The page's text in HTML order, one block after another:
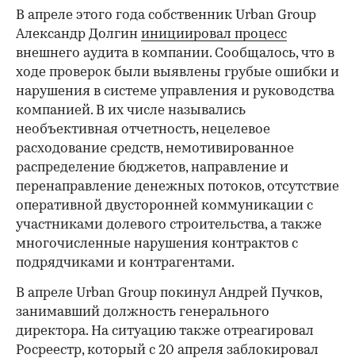
В апреле этого года собственник Urban Group
Александр Долгин инициировал процесс
внешнего аудита в компании. Сообщалось, что в
ходе проверок были выявлены грубые ошибки и
нарушения в системе управления и руководства
компанией. В их числе назывались
необъективная отчетность, нецелевое
расходование средств, немотивированное
распределение бюджетов, направление и
перенаправление денежных потоков, отсутствие
оперативной двусторонней коммуникации с
участниками долевого строительства, а также
многочисленные нарушения контрактов с
подрядчиками и контрагентами.
В апреле Urban Group покинул Андрей Пучков,
занимавший должность генерального
директора. На ситуацию также отреагировал
Росреестр, который с 20 апреля заблокировал